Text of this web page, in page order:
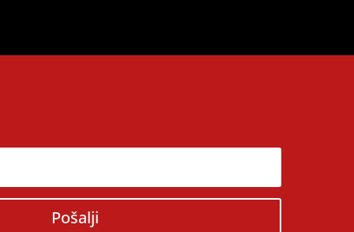
Pošalji